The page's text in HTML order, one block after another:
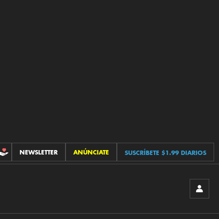
CONTRIBUCIONES
NEWSLETTER ANÚNCIATE SUSCRÍBETE $1.99 DIARIOS